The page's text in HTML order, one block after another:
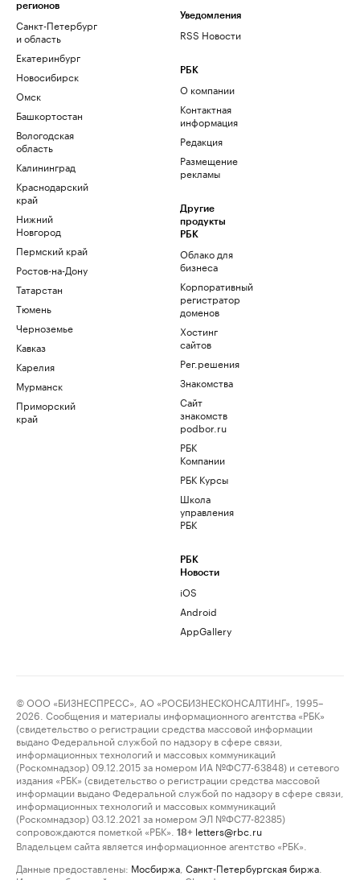
регионов
Санкт-Петербург
и область
Екатеринбург
Новосибирск
Омск
Башкортостан
Вологодская
область
Калининград
Краснодарский
край
Нижний
Новгород
Пермский край
Ростов-на-Дону
Татарстан
Тюмень
Черноземье
Кавказ
Карелия
Мурманск
Приморский
край
Уведомления
RSS Новости
РБК
О компании
Контактная
информация
Редакция
Размещение
рекламы
Другие
продукты
РБК
Облако для
бизнеса
Корпоративный
регистратор
доменов
Хостинг
сайтов
Рег.решения
Знакомства
Сайт
знакомств
podbor.ru
РБК
Компании
РБК Курсы
Школа
управления
РБК
РБК
Новости
iOS
Android
AppGallery
© ООО «БИЗНЕСПРЕСС», АО «РОСБИЗНЕСКОНСАЛТИНГ», 1995–
2026. Сообщения и материалы информационного агентства «РБК»
(свидетельство о регистрации средства массовой информации
выдано Федеральной службой по надзору в сфере связи,
информационных технологий и массовых коммуникаций
(Роскомнадзор) 09.12.2015 за номером ИА №ФС77-63848) и сетевого
издания «РБК» (свидетельство о регистрации средства массовой
информации выдано Федеральной службой по надзору в сфере связи,
информационных технологий и массовых коммуникаций
(Роскомнадзор) 03.12.2021 за номером ЭЛ №ФС77-82385)
сопровождаются пометкой «РБК».
18+ letters@rbc.ru
Владельцем сайта является информационное агентство «РБК».
Данные предоставлены: Мосбиржа Санкт-Петербургская биржа